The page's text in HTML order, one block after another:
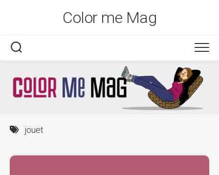
Color me Mag
jouet